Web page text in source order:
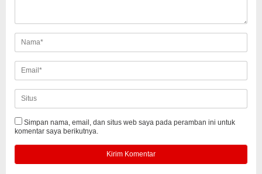
Simpan nama, email, dan situs web saya pada peramban ini untuk
komentar saya berikutnya.